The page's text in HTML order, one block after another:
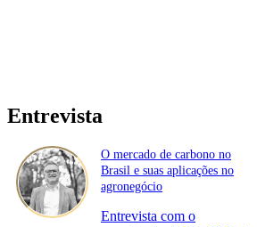
Entrevista
O mercado de carbono no
Brasil e suas aplicações no
agronegócio
Entrevista com o